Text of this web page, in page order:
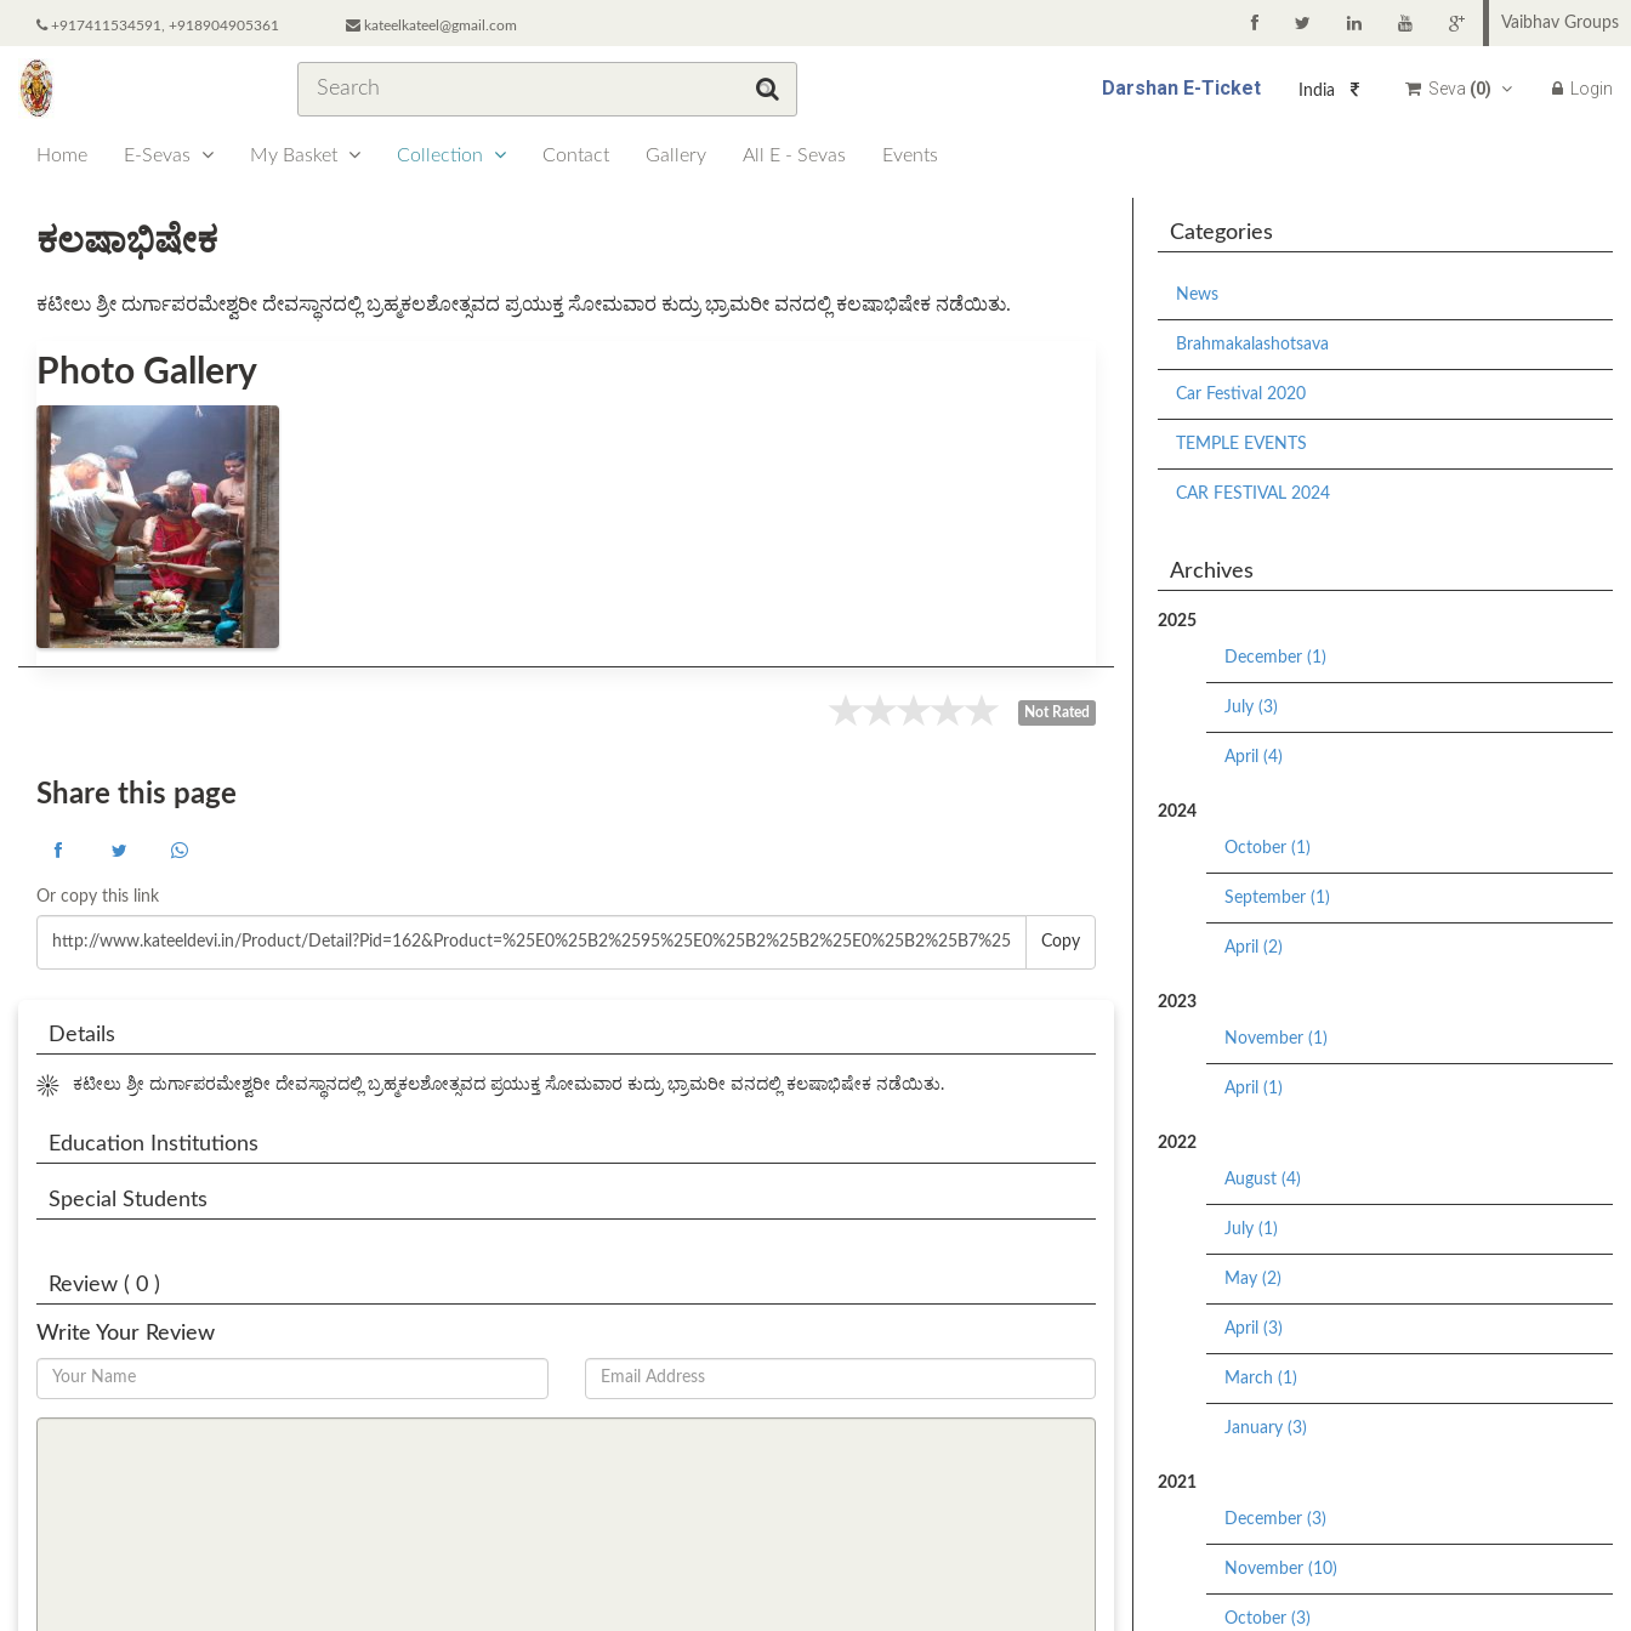
+917411534591, +918904905361 kateelkateel@gmail.com Vaibhav Groups
Darshan E-Ticket India Seva (0) Login
Home E-Sevas My Basket Collection Contact Gallery All E - Sevas Events
ಕಲಷಾಭಿಷೇಕ
ಕಟೀಲು ಶ್ರೀ ದುರ್ಗಾಪರಮೇಶ್ವರೀ ದೇವಸ್ಥಾನದಲ್ಲಿ ಬ್ರಹ್ಮಕಲಶೋತ್ಸವದ ಪ್ರಯುಕ್ತ ಸೋಮವಾರ ಕುದ್ರು ಭ್ರಾಮರೀ ವನದಲ್ಲಿ ಕಲಷಾಭಿಷೇಕ ನಡೆಯಿತು.
Photo Gallery
Not Rated
Share this page
Or copy this link
Copy
Details
☀ ಕಟೀಲು ಶ್ರೀ ದುರ್ಗಾಪರಮೇಶ್ವರೀ ದೇವಸ್ಥಾನದಲ್ಲಿ ಬ್ರಹ್ಮಕಲಶೋತ್ಸವದ ಪ್ರಯುಕ್ತ ಸೋಮವಾರ ಕುದ್ರು ಭ್ರಾಮರೀ ವನದಲ್ಲಿ ಕಲಷಾಭಿಷೇಕ ನಡೆಯಿತು.
Education Institutions
Special Students
Review ( 0 )
Write Your Review
Categories
News
Brahmakalashotsava
Car Festival 2020
TEMPLE EVENTS
CAR FESTIVAL 2024
Archives
2025
December (1)
July (3)
April (4)
2024
October (1)
September (1)
April (2)
2023
November (1)
April (1)
2022
August (4)
July (1)
May (2)
April (3)
March (1)
January (3)
2021
December (3)
November (10)
October (3)